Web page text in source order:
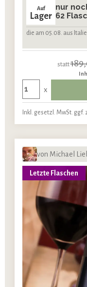
Auf
Lager
nur
62
die am 05.08. aus
statt
x
Inkl. gesetzl. MwSt.
von Michael
Letzte Flaschen